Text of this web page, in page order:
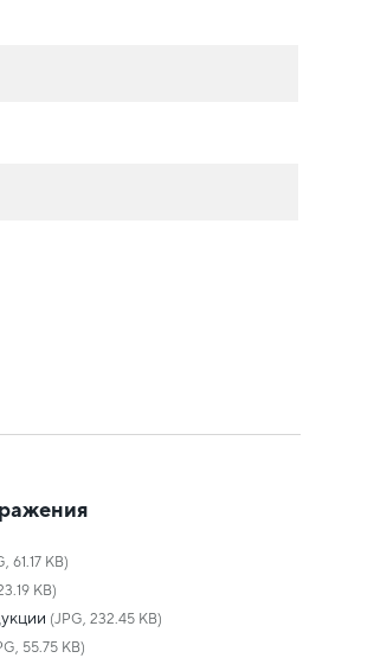
61.17 KB)
KB)
(JPG, 232.45 KB)
55.75 KB)